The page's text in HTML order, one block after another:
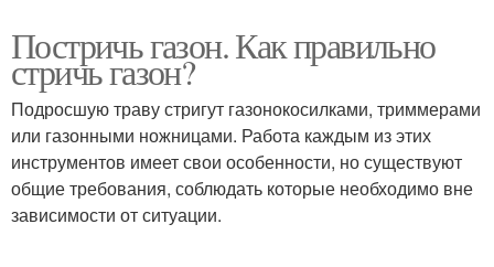
Постричь газон. Как правильно
стричь газон?
Подросшую траву стригут газонокосилками, триммерами
или газонными ножницами. Работа каждым из этих
инструментов имеет свои особенности, но существуют
общие требования, соблюдать которые необходимо вне
зависимости от ситуации.